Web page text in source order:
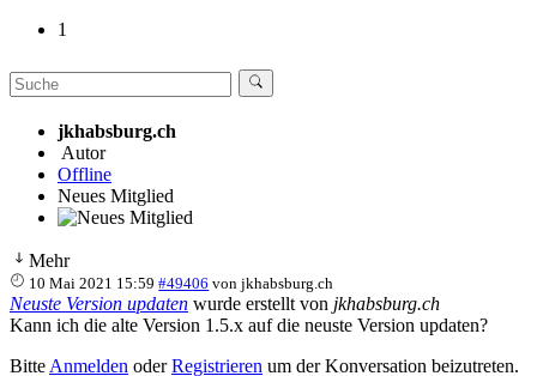
1
jkhabsburg.ch
Autor
Offline
Neues Mitglied
Mehr
10 Mai 2021 15:59 #49406 vonjkhabsburg.ch
Neuste Version updaten wurde erstellt von jkhabsburg.ch
Kann ich die alte Version 1.5.x auf die neuste Version updaten?
Bitte Anmelden oderRegistrieren um der Konversation beizutreten.